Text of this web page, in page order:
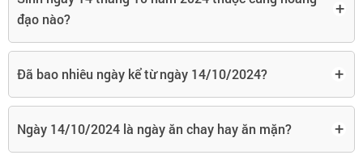
đạo nào?
+
Đã bao nhiêu ngày kể từ ngày 14/10/2024? +
Ngày 14/10/2024 là ngày ăn chay hay ăn mặn? +